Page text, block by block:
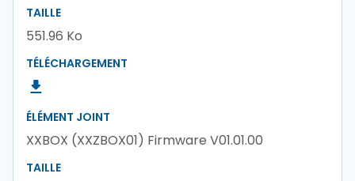
TAILLE
551.96 Ko
TÉLÉCHARGEMENT
ÉLÉMENT JOINT
XXBOX (XXZBOX01) Firmware V01.01.00
TAILLE